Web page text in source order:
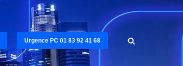
Urgence PC 01 83 92 41 68